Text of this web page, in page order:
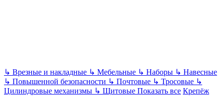
↳ Врезные и накладные ↳ Мебельные ↳ Наборы ↳ Навесные
↳ Повышенной безопасности ↳ Почтовые ↳ Тросовые ↳
Цилиндровые механизмы ↳ Щитовые Показать все Крепёж